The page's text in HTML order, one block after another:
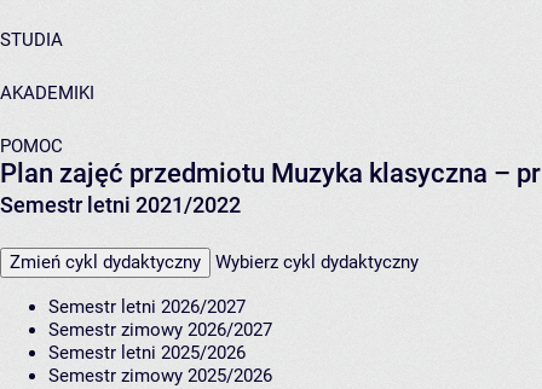
STUDIA
AKADEMIKI
POMOC
Plan zajęć przedmiotu Muzyka klasyczna –
Semestr letni 2021/2022
Zmień cykl dydaktyczny Wybierz cykl dydaktyczny
Semestr letni 2026/2027
Semestr zimowy 2026/2027
Semestr letni 2025/2026
Semestr zimowy 2025/2026